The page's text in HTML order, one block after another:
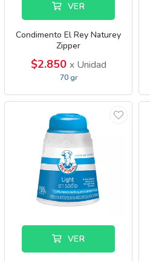
VER
Condimento El Rey Naturey
Zipper
$2.850 x Unidad
70 gr
VER